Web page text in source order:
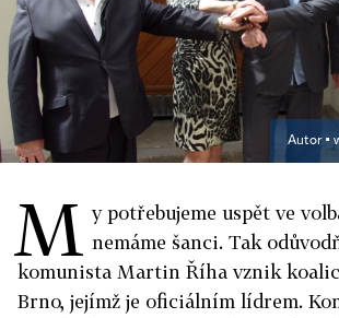
Autor ▪
M y potřebujeme uspět ve
nemáme šanci. Tak
komunista Martin Říha vznik
Brno, jejímž je oficiálním lídrem.